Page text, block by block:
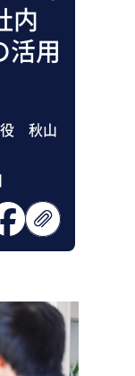
内
活用
秋山